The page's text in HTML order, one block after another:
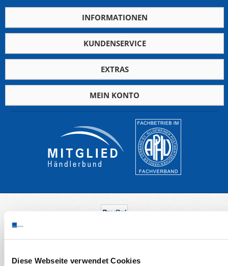
Diese Webseite verwendet Cookies
Sammlungen u. Lots
Fehllistenbearbeitung
Unternehmen
Ankauf
INFORMATIONEN
KUNDENSERVICE
EXTRAS
MEIN KONTO